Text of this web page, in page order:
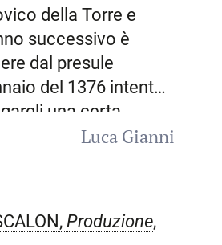
della Torre e
successivo è
dal presule
del 1376 intenta
una certa
causa contro il
nel frattempo
con la quale gli
Luca Gianni
Produzione,